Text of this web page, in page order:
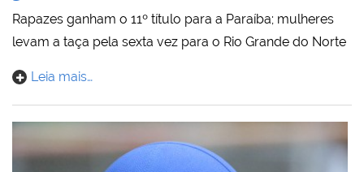
Rapazes ganham o 11º título para a Paraíba; mulheres
levam a taça pela sexta vez para o Rio Grande do Norte
Leia mais…